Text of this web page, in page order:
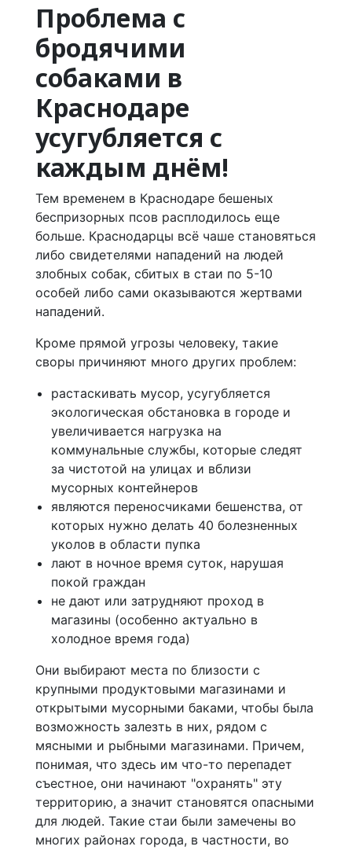
Проблема с
бродячими
собаками в
Краснодаре
усугубляется с
каждым днём!
Тем временем в Краснодаре бешеных
беспризорных псов расплодилось еще
больше. Краснодарцы всё чаше становяться
либо свидетелями нападений на людей
злобных собак, сбитых в стаи по 5-10
особей либо сами оказываются жертвами
нападений.
Кроме прямой угрозы человеку, такие
своры причиняют много других проблем:
растаскивать мусор, усугубляется
экологическая обстановка в городе и
увеличивается нагрузка на
коммунальные службы, которые следят
за чистотой на улицах и вблизи
мусорных контейнеров
являются переносчиками бешенства, от
которых нужно делать 40 болезненных
уколов в области пупка
лают в ночное время суток, нарушая
покой граждан
не дают или затрудняют проход в
магазины (особенно актуально в
холодное время года)
Они выбирают места по близости с
крупными продуктовыми магазинами и
открытыми мусорными баками, чтобы была
возможность залезть в них, рядом с
мясными и рыбными магазинами. Причем,
понимая, что здесь им что-то перепадет
съестное, они начинают "охранять" эту
территорию, а значит становятся опасными
для людей. Такие стаи были замечены во
многих районах города, в частности, во